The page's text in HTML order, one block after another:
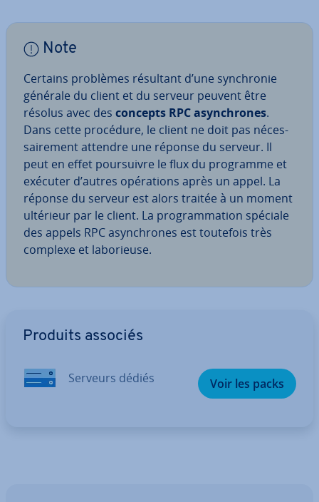
Note
Certains problèmes résultant d’une syn­chro­nie
générale du client et du serveur peuvent être
résolus avec des concepts RPC asyn­chrones.
Dans cette procédure, le client ne doit pas né­ces­
sai­re­ment attendre une réponse du serveur. Il
peut en effet pour­suivre le flux du programme et
exécuter d’autres opé­ra­tions après un appel. La
réponse du serveur est alors traitée à un moment
ultérieur par le client. La pro­gram­ma­tion spéciale
des appels RPC asyn­chrones est toutefois très
complexe et la­bo­rieuse.
Produits associés
Serveurs dédiés Voir les packs